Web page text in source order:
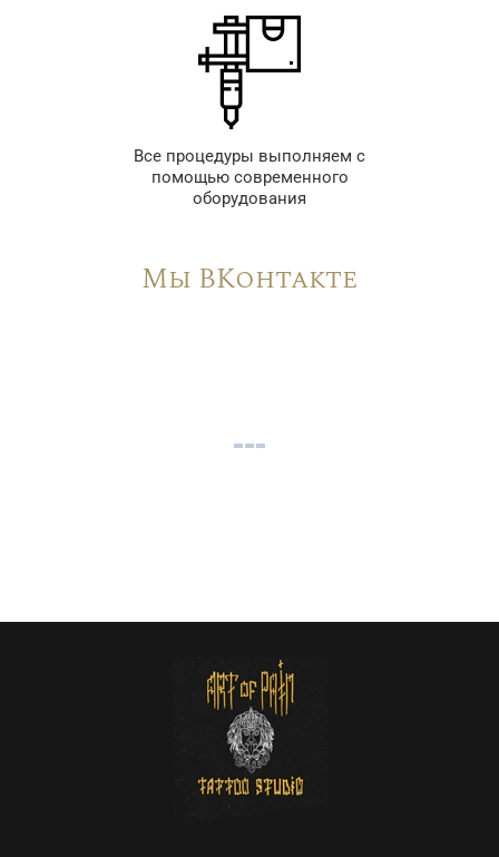
Все процедуры выполняем с
помощью современного
оборудования
Мы ВКонтакте